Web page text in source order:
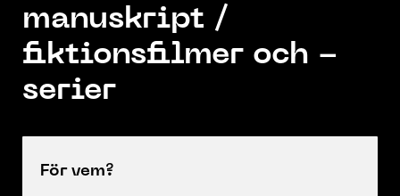
manuskript /
fiktionsfilmer och -
serier
För vem?